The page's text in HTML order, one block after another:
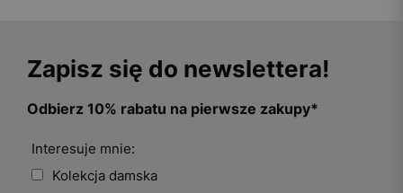
Zapisz się do newslettera!
Odbierz 10% rabatu na pierwsze zakupy*
Interesuje mnie:
Kolekcja damska